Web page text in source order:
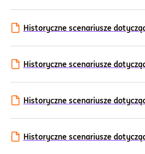
Historyczne scenariusze
Historyczne scenariusze
Historyczne scenariusze
Historyczne scenariusze